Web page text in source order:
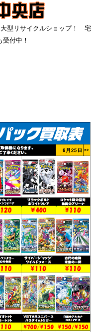
型リサイクルショップ！ 宅
付中！